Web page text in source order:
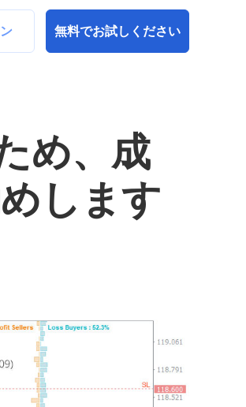
無料でお試しください
め、成
します